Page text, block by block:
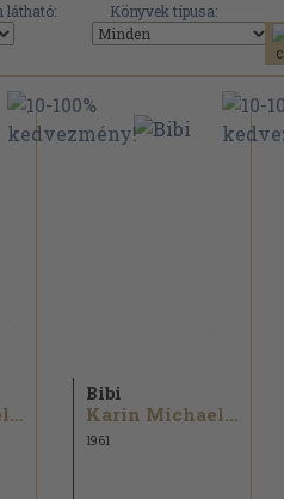
látható: Könyvek típusa:
Karin Michaelis
Bibi
Karin Michaelis
1961